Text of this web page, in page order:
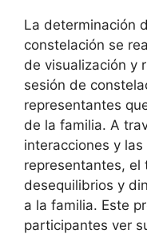
La determinación
constelación se
de visualización y
sesión de
representantes
de la familia. A
interacciones y
representantes,
desequilibrios y
a la familia. Este
participantes ver